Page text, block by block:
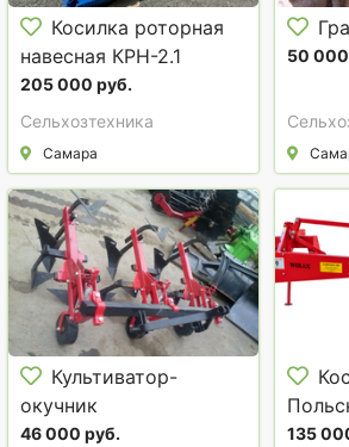
Косилка роторная
навесная КРН-2.1
205 000 руб.
Сельхозтехника
Самара
50
Культиватор-
окучник
46 000 руб.
135